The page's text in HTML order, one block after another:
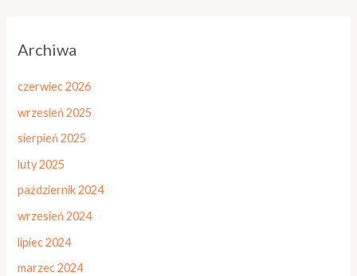
Archiwa
czerwiec 2026
wrzesień 2025
sierpień 2025
luty 2025
październik 2024
wrzesień 2024
lipiec 2024
marzec 2024